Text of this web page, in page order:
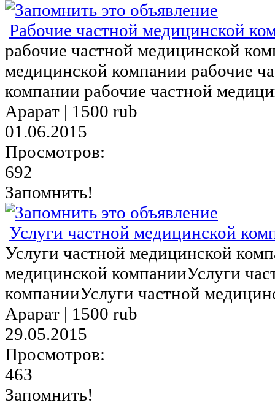
Рабочие частной медицинской
рабочие частной медицинской
медицинской компании рабочие
компании рабочие частной
Арарат | 1500 rub
01.06.2015
Просмотров:
692
Запомнить!
Услуги частной медицинской
Услуги частной медицинской
медицинской компанииУслуги
компанииУслуги частной
Арарат | 1500 rub
29.05.2015
Просмотров:
463
Запомнить!